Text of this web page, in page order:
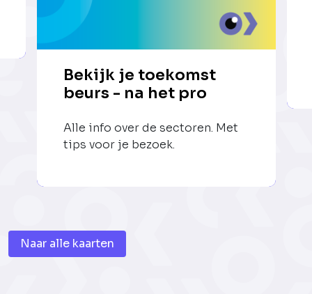
Bekijk je toekomst
beurs - na het pro
Alle info over de sectoren. Met
tips voor je bezoek.
Naar alle kaarten